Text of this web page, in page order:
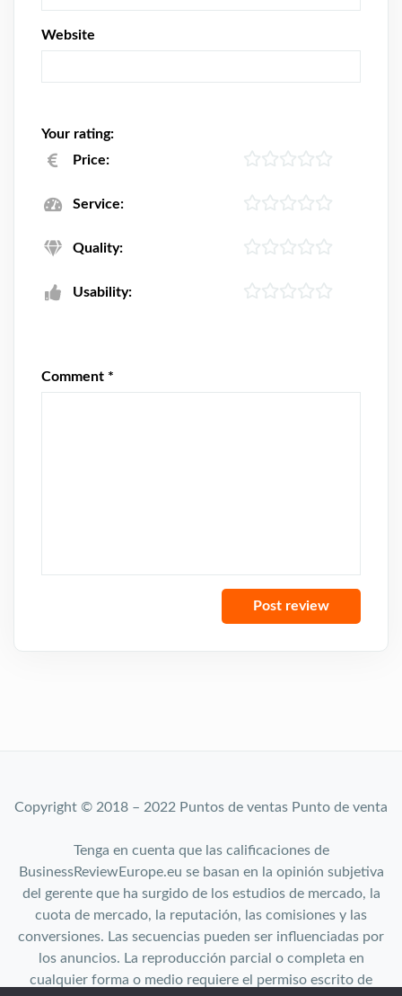
Website
Your rating:
Price:
Service:
Quality:
Usability:
Comment *
Copyright © 2018 – 2022 Puntos de ventas Punto de venta
Tenga en cuenta que las calificaciones de
BusinessReviewEurope.eu se basan en la opinión subjetiva
del gerente que ha surgido de los estudios de mercado, la
cuota de mercado, la reputación, las comisiones y las
conversiones. Las secuencias pueden ser influenciadas por
los anuncios. La reproducción parcial o completa en
cualquier forma o medio requiere el permiso escrito de